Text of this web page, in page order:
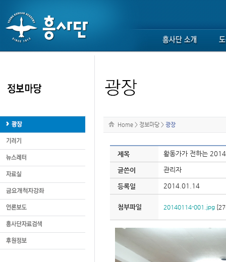
Home > 정보마당 > 광장
제목 활동가가 전하는
글쓴이 관리자
등록일 2014.01.14
첨부파일 20140114-001.jpg